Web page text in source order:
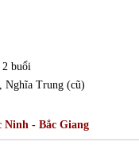
2 buổi
Nghĩa Trung (cũ)
Ninh - Bắc Giang